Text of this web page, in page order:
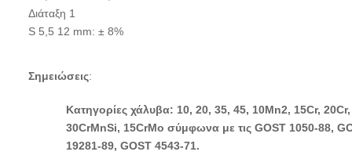
Διάταξη 1
S 5,5 12 mm: ± 8%
Σημειώσεις:
Κατηγορίες χάλυβα: 10, 20, 35, 45, 10Mn2, 15Cr, 20Cr,
30CrMnSi, 15CrMo σύμφωνα με τις GOST 1050-88,
19281-89, GOST 4543-71.